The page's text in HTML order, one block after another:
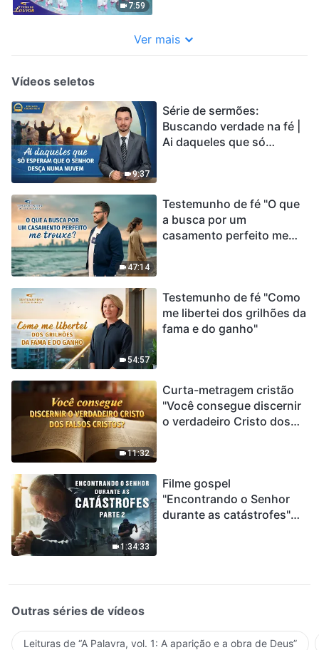
7:59
Ver mais
Vídeos seletos
9:37
Série de sermões:
Buscando verdade na fé |
Ai daqueles que só
47:14
Testemunho de fé "O que
a busca por um
casamento perfeito me
54:57
Testemunho de fé "Como
me libertei dos grilhões da
fama e do ganho"
11:32
Curta-metragem cristão
"Você consegue discernir
o verdadeiro Cristo dos
1:34:33
Filme gospel
"Encontrando o Senhor
durante as catástrofes"
encontrou uma maneira
Outras séries de vídeos
Leituras de “A Palavra, vol. 1: A aparição e a obra de Deus”